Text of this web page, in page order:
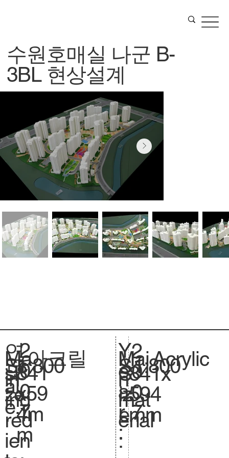
수원호매실 나군 B-
3BL 현상설계
연
도
:
2
0
0
7
Ma
in
ing
red
ien
Sc
al
e.
아크릴
1:800
si
ze
.
841
x59
4m
m
Y
e
a
r
:
Mai
n
mat
erial
:
S
.
S
iz
e.
2
0
0
7
1:800
841x
594
mm
Acrylic